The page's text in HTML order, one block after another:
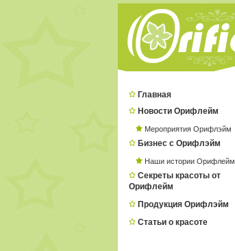
Главная
Новости Орифлейм
Мероприятия Орифлэйм
Бизнес с Орифлэйм
Наши истории Орифлейм
Секреты красоты от
Орифлейм
Продукция Орифлэйм
Статьи о красоте